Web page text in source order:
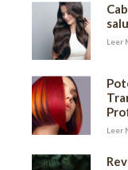
Leer
Leer